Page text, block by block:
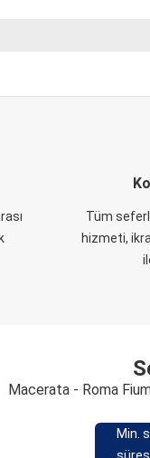
Tüm
hizmeti,
Macerata - Roma
Min.